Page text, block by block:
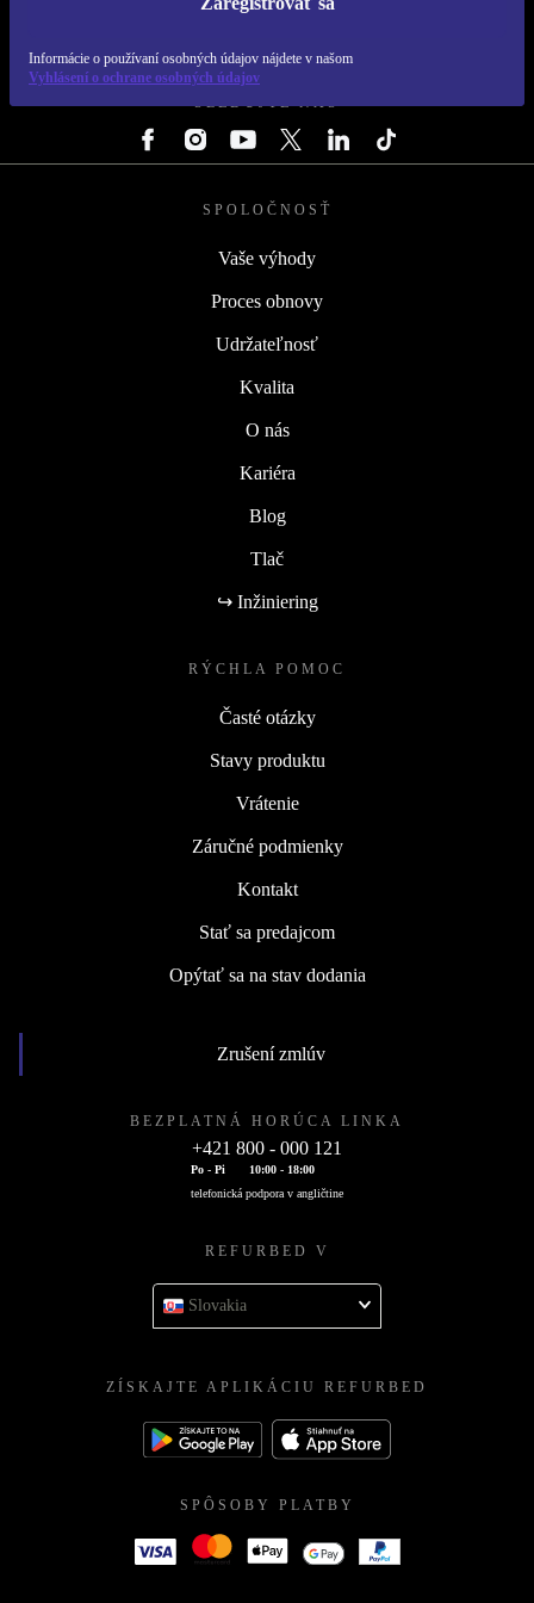
Informácie o používaní osobných údajov nájdete v našom
Vyhlásení o ochrane osobných údajov
SLEDUJTE NÁS
SPOLOČNOSŤ
Vaše výhody
Proces obnovy
Udržateľnosť
Kvalita
O nás
Kariéra
Blog
Tlač
↪ Inžiniering
RÝCHLA POMOC
Časté otázky
Stavy produktu
Vrátenie
Záručné podmienky
Kontakt
Stať sa predajcom
Opýtať sa na stav dodania
Zrušení zmlúv
BEZPLATNÁ HORÚCA LINKA
+421 800 - 000 121
Po - Pi
10:00 - 18:00
telefonická podpora v angličtine
REFURBED V
Slovakia
ZÍSKAJTE APLIKÁCIU REFURBED
SPÔSOBY PLATBY